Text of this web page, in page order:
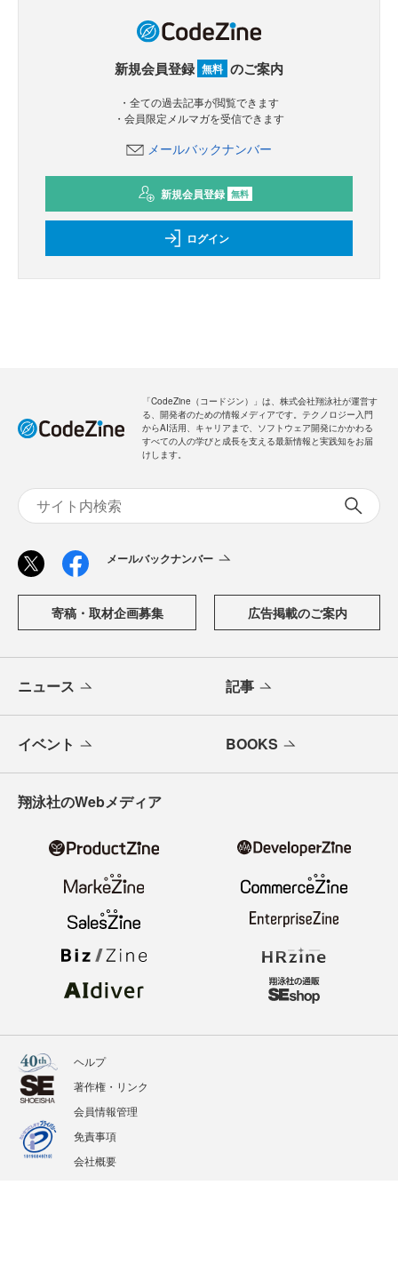
新規会員登録 無料 のご案内
・全ての過去記事が閲覧できます
・会員限定メルマガを受信できます
メールバックナンバー
新規会員登録 無料
ログイン
「CodeZine（コードジン）」は、株式会社翔泳社が運営す
る、開発者のための情報メディアです。テクノロジー入門
からAI活用、キャリアまで、ソフトウェア開発にかかわる
すべての人の学びと成長を支える最新情報と実践知をお届
けします。
メールバックナンバー
寄稿・取材企画募集 広告掲載のご案内
ニュース 記事
イベント BOOKS
翔泳社のWebメディア
ヘルプ
著作権・リンク
会員情報管理
免責事項
会社概要